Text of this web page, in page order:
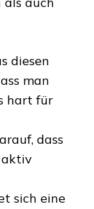
diesen
man
hart für
dass
aktiv
sich eine